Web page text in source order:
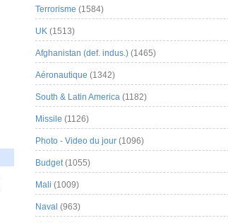
Terrorisme (1584)
UK (1513)
Afghanistan (def. indus.) (1465)
Aéronautique (1342)
South & Latin America (1182)
Missile (1126)
Photo - Video du jour (1096)
Budget(1055)
Mali (1009)
Naval (963)